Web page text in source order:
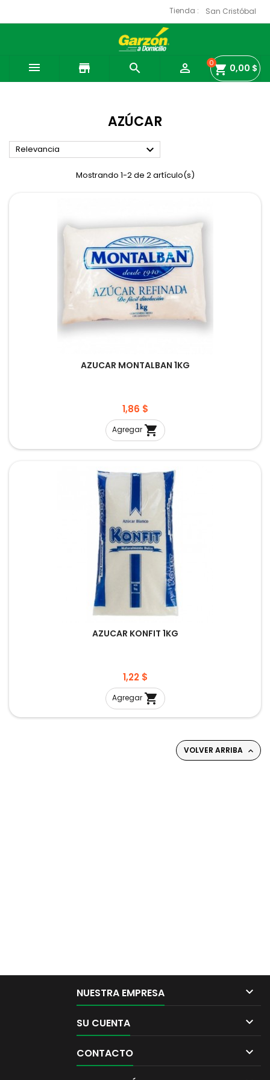
Tienda :
 store   shopping_cart
0 0,00 $
AZÚCAR
Relevancia 
Mostrando 1-2 de 2 artículo(s)
AZUCAR MONTALBAN 1KG
Precio
1,86 $
Agregar 
AZUCAR KONFIT 1KG
Precio
1,22 $
Agregar 
VOLVER ARRIBA 
NUESTRA EMPRESA 
SU CUENTA 
CONTACTO 